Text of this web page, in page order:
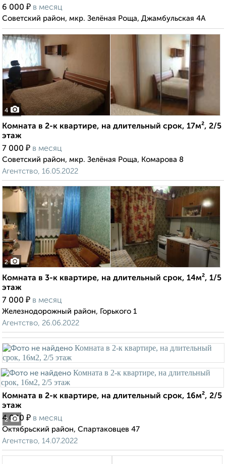
6 000 ₽ в месяц
Советский район, мкр. Зелёная Роща, Джамбульская 4А
4
Комната в 2-к квартире, на длительный срок, 17м², 2/5
этаж
7 000 ₽ в месяц
Советский район, мкр. Зелёная Роща, Комарова 8
Агентство, 16.05.2022
2
Комната в 3-к квартире, на длительный срок, 14м², 1/5
этаж
7 000 ₽ в месяц
Железнодорожный район, Горького 1
Агентство, 26.06.2022
2
Комната в 2-к квартире, на длительный срок, 16м², 2/5
этаж
4 000 ₽ в месяц
Октябрьский район, Спартаковцев 47
Агентство, 14.07.2022